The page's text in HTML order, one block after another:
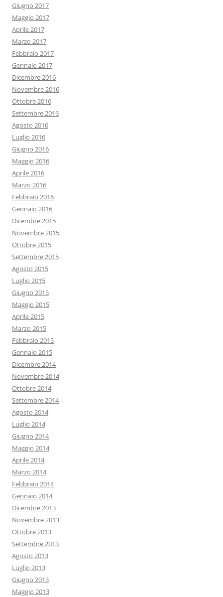
Giugno 2017
Maggio 2017
Aprile 2017
Marzo 2017
Febbraio 2017
Gennaio 2017
Dicembre 2016
Novembre 2016
Ottobre 2016
Settembre 2016
Agosto 2016
Luglio 2016
Giugno 2016
Maggio 2016
Aprile 2016
Marzo 2016
Febbraio 2016
Gennaio 2016
Dicembre 2015
Novembre 2015
Ottobre 2015
Settembre 2015
Agosto 2015
Luglio 2015
Giugno 2015
Maggio 2015
Aprile 2015
Marzo 2015
Febbraio 2015
Gennaio 2015
Dicembre 2014
Novembre 2014
Ottobre 2014
Settembre 2014
Agosto 2014
Luglio 2014
Giugno 2014
Maggio 2014
Aprile 2014
Marzo 2014
Febbraio 2014
Gennaio 2014
Dicembre 2013
Novembre 2013
Ottobre 2013
Settembre 2013
Agosto 2013
Luglio 2013
Giugno 2013
Maggio 2013